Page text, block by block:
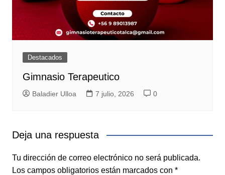
Destacados
Gimnasio Terapeutico
Baladier Ulloa 7 julio, 2026 0
Deja una respuesta
Tu dirección de correo electrónico no será publicada.
Los campos obligatorios están marcados con *